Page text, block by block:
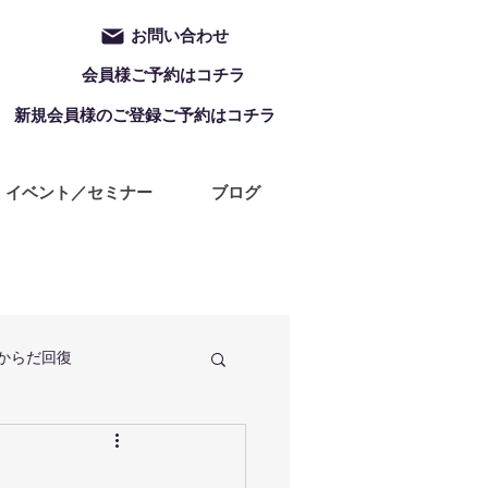
お問い合わせ
会員様ご予約はコチラ
新規会員様のご登録ご予約はコチラ
イベント／セミナー ブログ
らだ回復
ZUMBA